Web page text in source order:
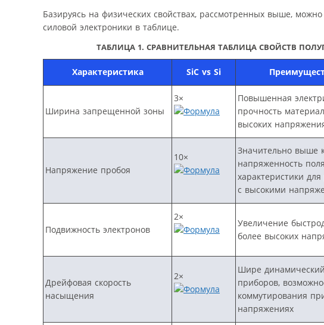
Базируясь на физических свойствах, рассмотренных выше,
силовой электроники в таблице.
ТАБЛИЦА 1. СРАВНИТЕЛЬНАЯ ТАБЛИЦА СВОЙСТВ
Характеристика SiC vs Si
Ширина запрещенной зоны
3×
Повышенная
прочность
высоких
Напряжение пробоя
10×
Значительно выше
напряженность
характеристики
с высокими
Подвижность электронов
2×
Увеличение
более высоких
Дрейфовая скорость
насыщения
2×
Шире
приборов,
коммутирования
напряжениях